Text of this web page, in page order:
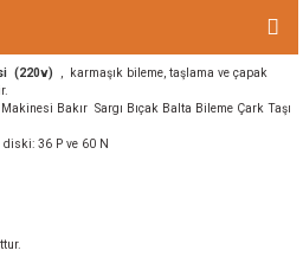
(220v)
, karmaşık bileme, taşlama ve çapak
Bakır Sargı Bıçak Balta Bileme Çark Taşı
36 P ve 60 N